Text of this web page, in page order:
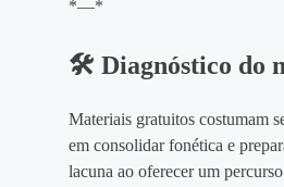
*—*
🛠️ Diagnóstico do
Materiais gratuitos costumam
em consolidar fonética e
lacuna ao oferecer um